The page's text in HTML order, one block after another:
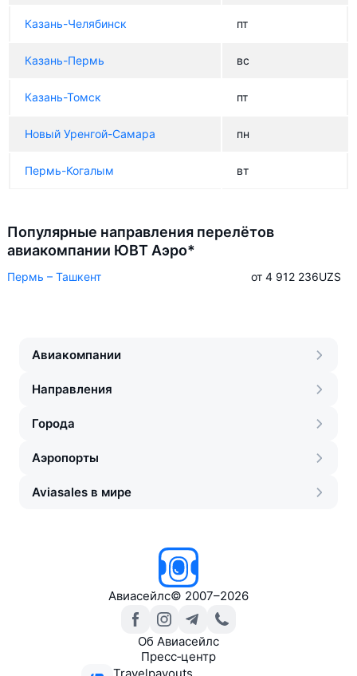
Казань-Челябинск пт
Казань-Пермь вс
Казань-Томск пт
Новый Уренгой-Самара пн
Пермь-Когалым вт
Популярные направления перелётов
авиакомпании ЮВТ Аэро*
Пермь – Ташкент от 4 912 236UZS
Авиакомпании
Направления
Города
Аэропорты
Aviasales в мире
Авиасейлс© 2007–2026
Об Авиасейлс
Пресс‑центр